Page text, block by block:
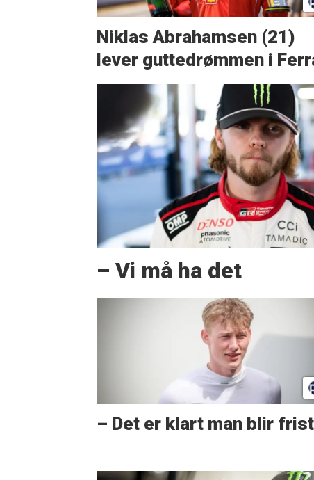
Niklas Abrahamsen (21)
lever guttedrømmen i
– Vi må ha det
– Det er klart man blir